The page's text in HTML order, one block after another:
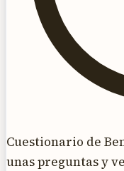
Cuestionario de
unas preguntas y